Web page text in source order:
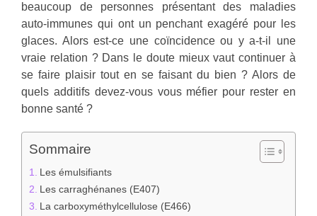
beaucoup de personnes présentant des maladies
auto-immunes qui ont un penchant exagéré pour les
glaces. Alors est-ce une coïncidence ou y a-t-il une
vraie relation ? Dans le doute mieux vaut continuer à
se faire plaisir tout en se faisant du bien ? Alors de
quels additifs devez-vous vous méfier pour rester en
bonne santé ?
Sommaire
Les émulsifiants
Les carraghénanes (E407)
La carboxyméthylcellulose (E466)